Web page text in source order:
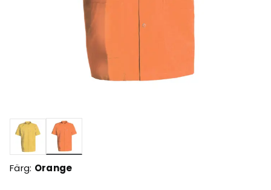
Valda
Färg: Orange